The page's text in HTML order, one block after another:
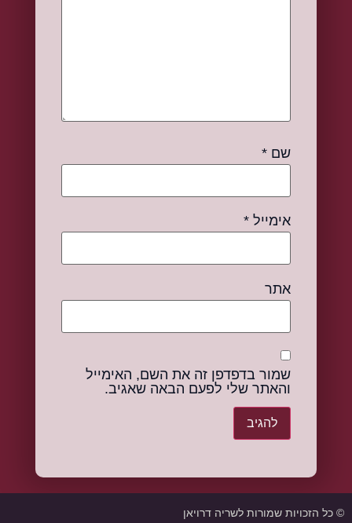
שם *
אימייל *
אתר
שמור בדפדפן זה את השם, האימייל
והאתר שלי לפעם הבאה שאגיב.
© כל הזכויות שמורות לשריה דרויאן